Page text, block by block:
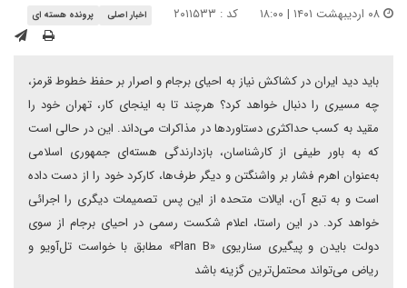
کد : ۲۰۱۱۵۳۳ اخبار اصلی پرونده هسته ای
باید دید ایران در کشاکش نیاز به احیای برجام و اصرار بر حفظ خطوط قرمز،
چه مسیری را دنبال خواهد کرد؟ هر‌چند تا به اینجای کار، تهران خود را
مقید به کسب حداکثری دستاوردها در مذاکرات می‌داند. این در حالی است
که به باور طیفی از کارشناسان، بازدارندگی هسته‌ای جمهوری اسلامی
به‌عنوان اهرم فشار بر واشنگتن و دیگر طرف‌ها، کارکرد خود را از دست داده
است و به تبع آن، ایالات متحده از این پس تصمیمات دیگری را اجرائی
خواهد کرد. در این راستا، اعلام شکست رسمی در احیای برجام از سوی
دولت بایدن و پیگیری سناریوی «Plan B» مطابق با خواست تل‌آویو و
ریاض می‌تواند محتمل‌ترین گزینه باشد